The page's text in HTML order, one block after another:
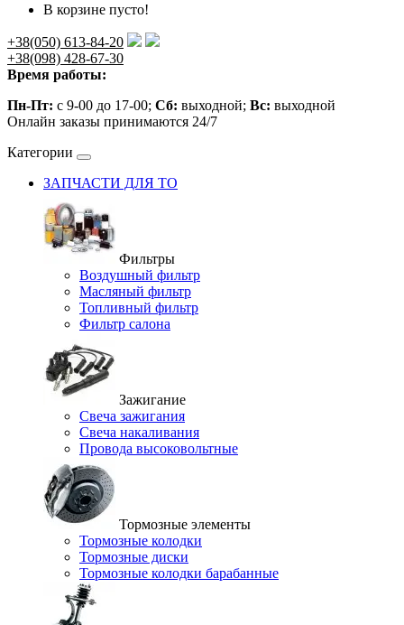
В корзине пусто!
+38(050) 613-84-20
+38(098) 428-67-30
Время работы:
Пн-Пт: с 9-00 до 17-00; Сб: выходной; Вс: выходной
Онлайн заказы принимаются 24/7
Категории
ЗАПЧАСТИ ДЛЯ ТО
Фильтры
Воздушный фильтр
Масляный фильтр
Топливный фильтр
Фильтр салона
Зажигание
Свеча зажигания
Свеча накаливания
Провода высоковольтные
Тормозные элементы
Тормозные колодки
Тормозные диски
Тормозные колодки барабанные